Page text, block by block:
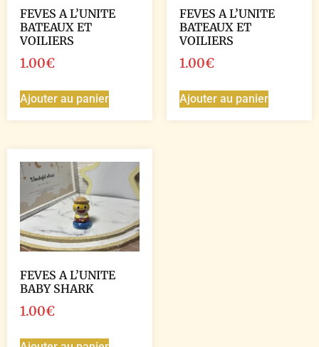
FEVES A L’UNITE
BATEAUX ET
VOILIERS
1.00€
Ajouter au panier
FEVES A L’UNITE
BATEAUX ET
VOILIERS
1.00€
Ajouter au panier
FEVES A L’UNITE
BABY SHARK
1.00€